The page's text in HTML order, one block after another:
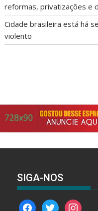
reformas, privatizações e
Cidade brasileira está há
violento
SIGA-NOS
facebooktwitterinstagram